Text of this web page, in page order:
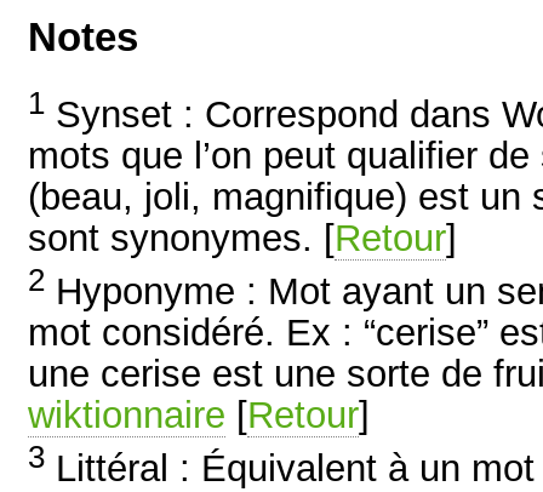
Notes
1Synset : Correspond dans
mots que l’on peut qualifier
(beau, joli, magnifique) est
sont synonymes. [Retour]
2Hyponyme : Mot ayant un
mot considéré. Ex : “cerise”
une cerise est une sorte de
wiktionnaire [Retour]
3Littéral : Équivalent à un mot